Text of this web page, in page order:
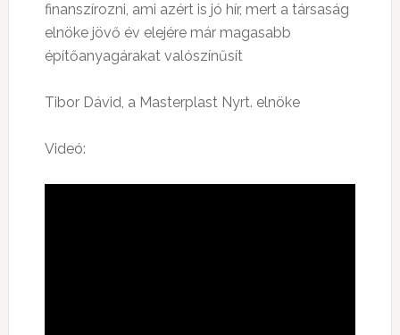
finanszírozni, ami azért is jó hír, mert a társaság
elnöke jövő év elejére már magasabb
építőanyagárakat valószínűsít
Tibor Dávid, a Masterplast Nyrt. elnöke
Videó: